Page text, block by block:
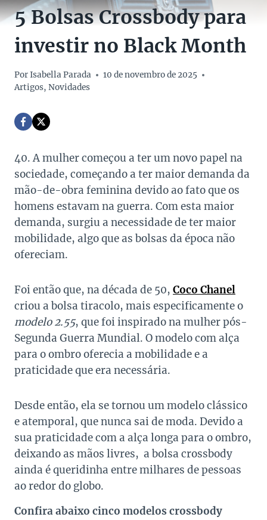
5 Bolsas Crossbody para
investir no Black Month
PorIsabella Parada
10 de novembro de 2025
Artigos, Novidades
40. A mulher começou a ter um novo papel na
sociedade, começando a ter maior demanda da
mão-de-obra feminina devido ao fato que os
homens estavam na guerra. Com esta maior
demanda, surgiu a necessidade de ter maior
mobilidade, algo que as bolsas da época não
ofereciam.
Foi então que, na década de 50, Coco Chanel
criou a bolsa tiracolo, mais especificamente o
modelo 2.55, que foi inspirado na mulher pós-
Segunda Guerra Mundial. O modelo com alça
para o ombro oferecia a mobilidade e a
praticidade que era necessária.
Desde então, ela se tornou um modelo clássico
e atemporal, que nunca sai de moda. Devido a
sua praticidade com a alça longa para o ombro,
deixando as mãos livres, a bolsa crossbody
ainda é queridinha entre milhares de pessoas
ao redor do globo.
Confira abaixo cinco modelos crossbody